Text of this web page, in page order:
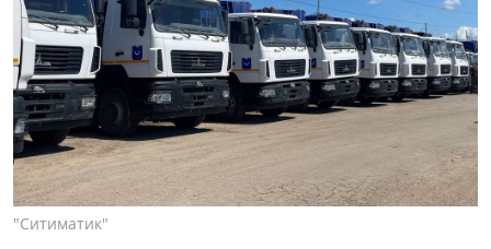
"Ситиматик"